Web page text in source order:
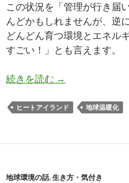
この状況を「管理が行き届
んどかもしれませんが、逆
どんどん育つ環境とエネル
すごい！」とも言えます。
続きを読む 地球の未来と人
→
ヒートアイランド 地球温暖化
地球環境の話,生き方・気付き